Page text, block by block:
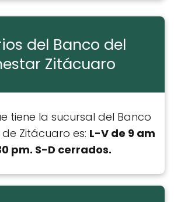
del Banco del
Zitácuaro
tiene la sucursal del Banco
Zitácuaro es: L-V de 9 am
pm. S-D cerrados.